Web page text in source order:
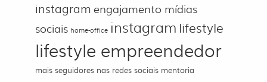
instagram engajamento mídias
sociais home-office instagram lifestyle
lifestyle empreendedor
mais seguidores nas redes sociais mentoria